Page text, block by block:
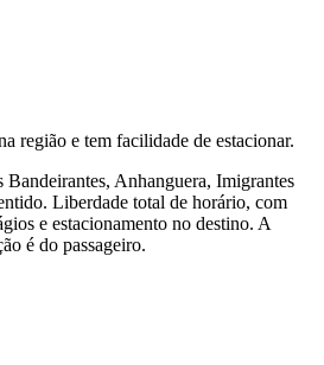
região e tem facilidade de estacionar.
Bandeirantes, Anhanguera, Imigrantes
Liberdade total de horário, com
e estacionamento no destino. A
é do passageiro.